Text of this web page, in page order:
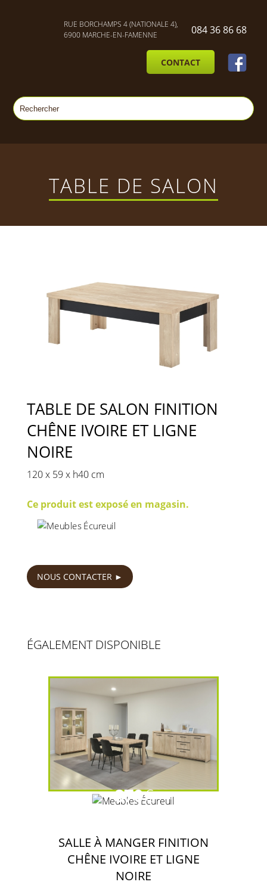
RUE BORCHAMPS 4 (NATIONALE 4),
6900 MARCHE-EN-FAMENNE
084 36 86 68
CONTACT
TABLE DE SALON
TABLE DE SALON FINITION
CHÊNE IVOIRE ET LIGNE
NOIRE
120 x 59 x h40 cm
Ce produit est exposé en magasin.
NOUS CONTACTER
ÉGALEMENT DISPONIBLE
870€
SALLE À MANGER FINITION
CHÊNE IVOIRE ET LIGNE
NOIRE